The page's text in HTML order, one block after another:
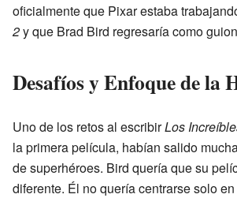
oficialmente que Pixar estaba
2y que Brad Bird regresaría como
Desafíos y Enfoque de la
Uno de los retos al escribirLos
la primera película, habían salido
de superhéroes. Bird quería que su
diferente. Él no quería centrarse solo